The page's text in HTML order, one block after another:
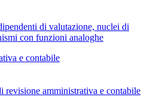
di valutazione, nuclei di
con funzioni analoghe
e contabile
revisione amministrativa e contabile